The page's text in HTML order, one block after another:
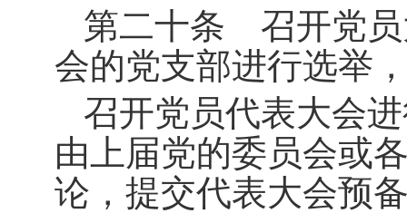
第二十条 召开党员
会的党支部进行选举
召开党员代表大会
由上届党的委员会或
论，提交代表大会预